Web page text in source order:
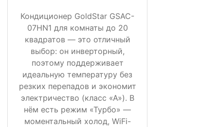
Кондиционер GoldStar GSAC-
07HN1 для комнаты до 20
квадратов — это отличный
выбор: он инверторный,
поэтому поддерживает
идеальную температуру без
резких перепадов и экономит
электричество (класс «А»). В
нём есть режим «Турбо» —
моментальный холод, WiFi-